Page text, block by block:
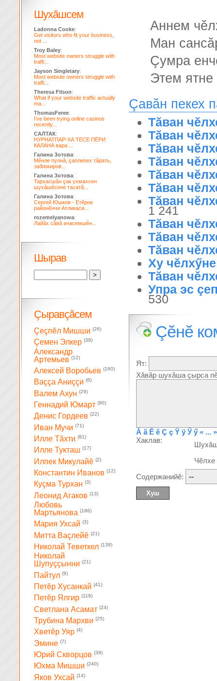
Аннем
Ман
Çумра
Этем
Çавăн пекех
Тăван
Тăван
Тăван
Тăван
Тăван
Тăван
Тăван
1 241
Тăван
Тăван
Тăван
Ху
Тăван
Упра эс
530
Çĕнĕ
Ят:
Хăвăр шухăша çырса
Ă ă Ĕ ĕ Ç ç Ÿ ÿ Ӳ ӳ « ... »
Хаклав:
Содержанийĕ:
Шухăшсем
Ladonna Cooke:
Get visitors who fit your business,
not ...
Troy Baley:
Most website owners struggle with
traffi...
Jayson Singletary:
Most website owners struggle with
traffi...
Theresa Filson:
What if your website traffic actually
ma...
ThomasFeree:
I've been trying online casinos
recently...
САЛТАК:
НУРНАТПАР-ХА ТЕСЕ ПЁРИ
КАЛАНА вара ...
Галина Зотова:
Мĕнле пулнă, çаплипех тăрать,
заблокиров...
Галина Зотова:
Тархасшăн çак ухмахсен
шухăшĕсене тасатă...
Галина Зотова:
Сергей Юшков - Етĕрне
районĕнчи Атликаси...
rozemelyanowa:
Лайăх сăвă ачасемшĕн...
Шырав
Çыравçăсем
Çеçпĕл Мишши (26)
Çемен Элкер (38)
Александр
Артемьев (12)
Алексей Воробьев (160)
Ваççа Аниççи (6)
Валем Ахун (29)
Геннадий Юмарт (90)
Денис Гордеев (22)
Иван Мучи (71)
Илле Тăхти (81)
Илле Тукташ (17)
Илпек Микулайĕ (2)
Константин Иванов (12)
Куçма Турхан (3)
Леонид Агаков (13)
Любовь
Мартьянова (186)
Мария Ухсай (3)
Митта Ваçлейĕ (21)
Николай Теветкел (139)
Николай
Шупуççынни (21)
Пайтул (9)
Петĕр Хусанкай (41)
Петĕр Ялгир (118)
Светлана Асамат (24)
Трубина Мархви (25)
Хветĕр Уяр (4)
Эмине (7)
Юрий Скворцов (39)
Юхма Мишши (240)
Яков Ухсай (14)